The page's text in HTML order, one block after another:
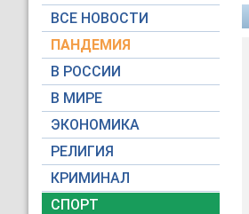
ВСЕ НОВОСТИ
ПАНДЕМИЯ
В РОССИИ
В МИРЕ
ЭКОНОМИКА
РЕЛИГИЯ
КРИМИНАЛ
СПОРТ